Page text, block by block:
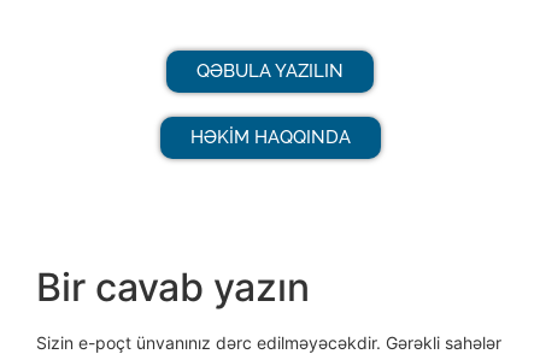
QƏBULA YAZILIN
HƏKİM HAQQINDA
Bir cavab yazın
Sizin e-poçt ünvanınız dərc edilməyəcəkdir. Gərəkli sahələr